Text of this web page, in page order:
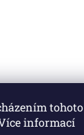
tohoto
informací
Dveře